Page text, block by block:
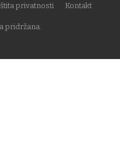
pridržana.
privatnosti
Kontakt